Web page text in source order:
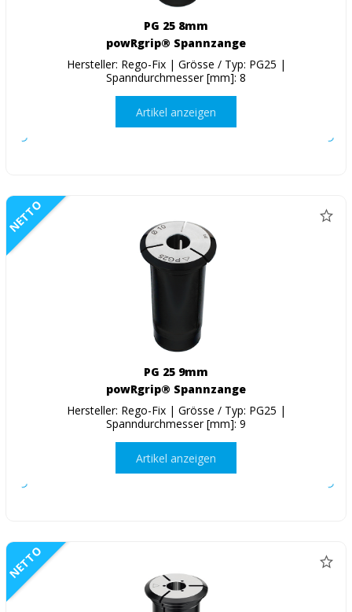
PG 25 8mm
powRgrip® Spannzange
Hersteller: Rego-Fix | Grösse / Typ: PG25 |
Spanndurchmesser [mm]: 8
Artikel anzeigen
NETTO
PG 25 9mm
powRgrip® Spannzange
Hersteller: Rego-Fix | Grösse / Typ: PG25 |
Spanndurchmesser [mm]: 9
Artikel anzeigen
NETTO